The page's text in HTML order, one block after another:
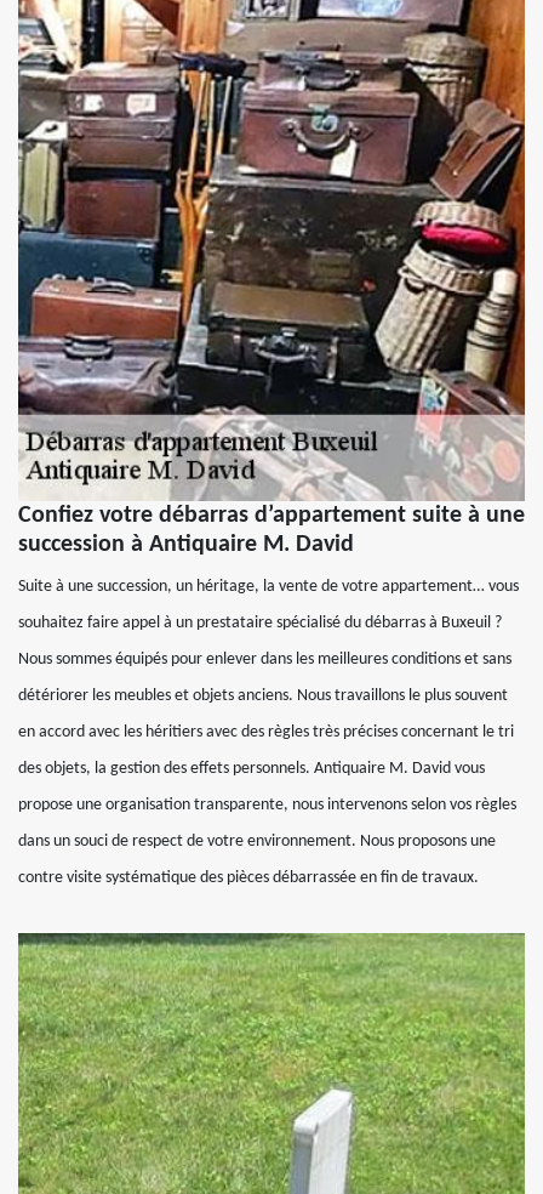
Confiez votre débarras d’appartement suite à une
succession à Antiquaire M. David
Suite à une succession, un héritage, la vente de votre appartement… vous
souhaitez faire appel à un prestataire spécialisé du débarras à Buxeuil ?
Nous sommes équipés pour enlever dans les meilleures conditions et sans
détériorer les meubles et objets anciens. Nous travaillons le plus souvent
en accord avec les héritiers avec des règles très précises concernant le tri
des objets, la gestion des effets personnels. Antiquaire M. David vous
propose une organisation transparente, nous intervenons selon vos règles
dans un souci de respect de votre environnement. Nous proposons une
contre visite systématique des pièces débarrassée en fin de travaux.